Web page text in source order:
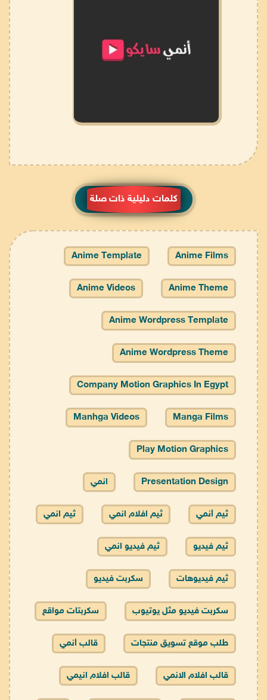
كلمات دليلية ذات صلة
Anime Films
Anime Template
Anime Theme
Anime Videos
Anime Wordpress Template
Anime Wordpress Theme
Company Motion Graphics In Egypt
Manga Films
Manhga Videos
Play Motion Graphics
Presentation Design انمي
ثيم أنمي ثيم افلام انمي ثيم انمي
ثيم فيديو ثيم فيديو انمي
ثيم فيديوهات سكربت فيديو
سكربت فيديو مثل يوتيوب سكربتات مواقع
طلب موقع تسويق منتجات قالب أنمي
قالب افلام الانمي قالب افلام انيمي